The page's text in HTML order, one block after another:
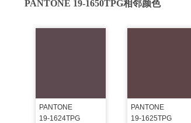
PANTONE 19-1650TPG相邻颜色
PANTONE
19-1624TPG
PANTONE
19-1625TPG